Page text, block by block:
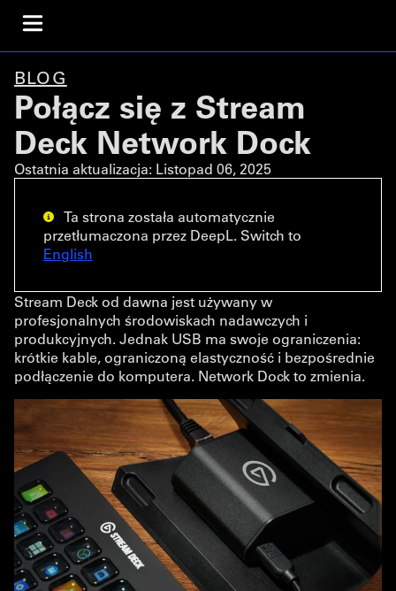
BLOG
Połącz się z Stream
Deck Network Dock
Ostatnia aktualizacja: Listopad 06, 2025
Ta strona została automatycznie
przetłumaczona przez DeepL. Switch to
English
Stream Deck od dawna jest używany w
profesjonalnych środowiskach nadawczych i
produkcyjnych. Jednak USB ma swoje ograniczenia:
krótkie kable, ograniczoną elastyczność i bezpośrednie
podłączenie do komputera. Network Dock to zmienia.